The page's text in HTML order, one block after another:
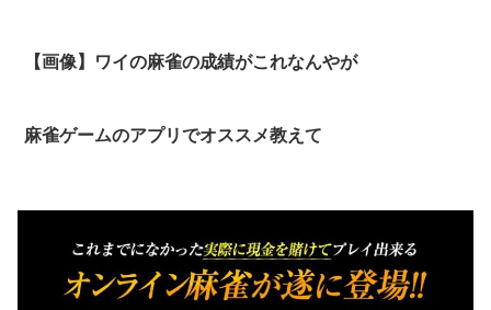
【画像】ワイの麻雀の成績がこれなんやが
麻雀ゲームのアプリでオススメ教えて